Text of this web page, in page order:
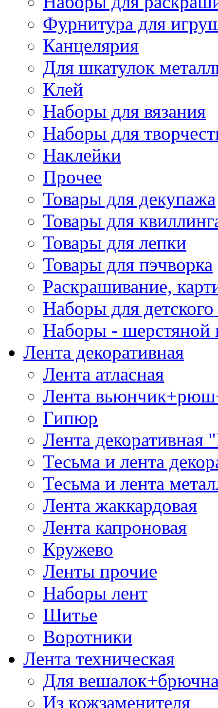
Фурнитура для
Канцелярия
Для шкатулок
Клей
Наборы для вязания
Наборы для
Наклейки
Прочее
Товары для декупажа
Товары для
Товары для лепки
Товары для пэчворка
Раскрашивание,
Наборы для
Наборы - шерстяной
Лента декоративная
Лента атласная
Лента
Гипюр
Лента декоративная
Тесьма и лента
Тесьма и лента
Лента жаккардовая
Лента капроновая
Кружево
Ленты прочие
Наборы лент
Шитье
Воротники
Лента техническая
Для
Из кожзаменителя